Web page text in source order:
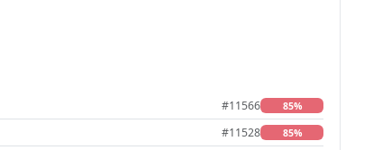
#11566 85%
#11528 85%